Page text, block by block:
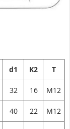
d1 K2
T
32 16
M12
40 22
M12